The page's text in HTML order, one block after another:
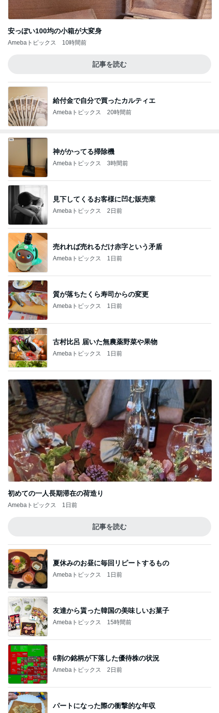
安っぽい100均の小箱が大変身
Amebaトピックス 10時間前
記事を読む
給付金で自分で買ったカルティエ
Amebaトピックス 20時間前
神がかってる掃除機
Amebaトピックス 3時間前
見下してくるお客様に凹む販売業
Amebaトピックス 2日前
売れれば売れるだけ赤字という矛盾
Amebaトピックス 1日前
質が落ちたくら寿司からの変更
Amebaトピックス 1日前
古村比呂 届いた無農薬野菜や果物
Amebaトピックス 1日前
初めての一人長期滞在の荷造り
Amebaトピックス 1日前
記事を読む
夏休みのお昼に毎回リピートするもの
Amebaトピックス 1日前
友達から貰った韓国の美味しいお菓子
Amebaトピックス 15時間前
6割の銘柄が下落した優待株の状況
Amebaトピックス 2日前
パートになった際の衝撃的な年収